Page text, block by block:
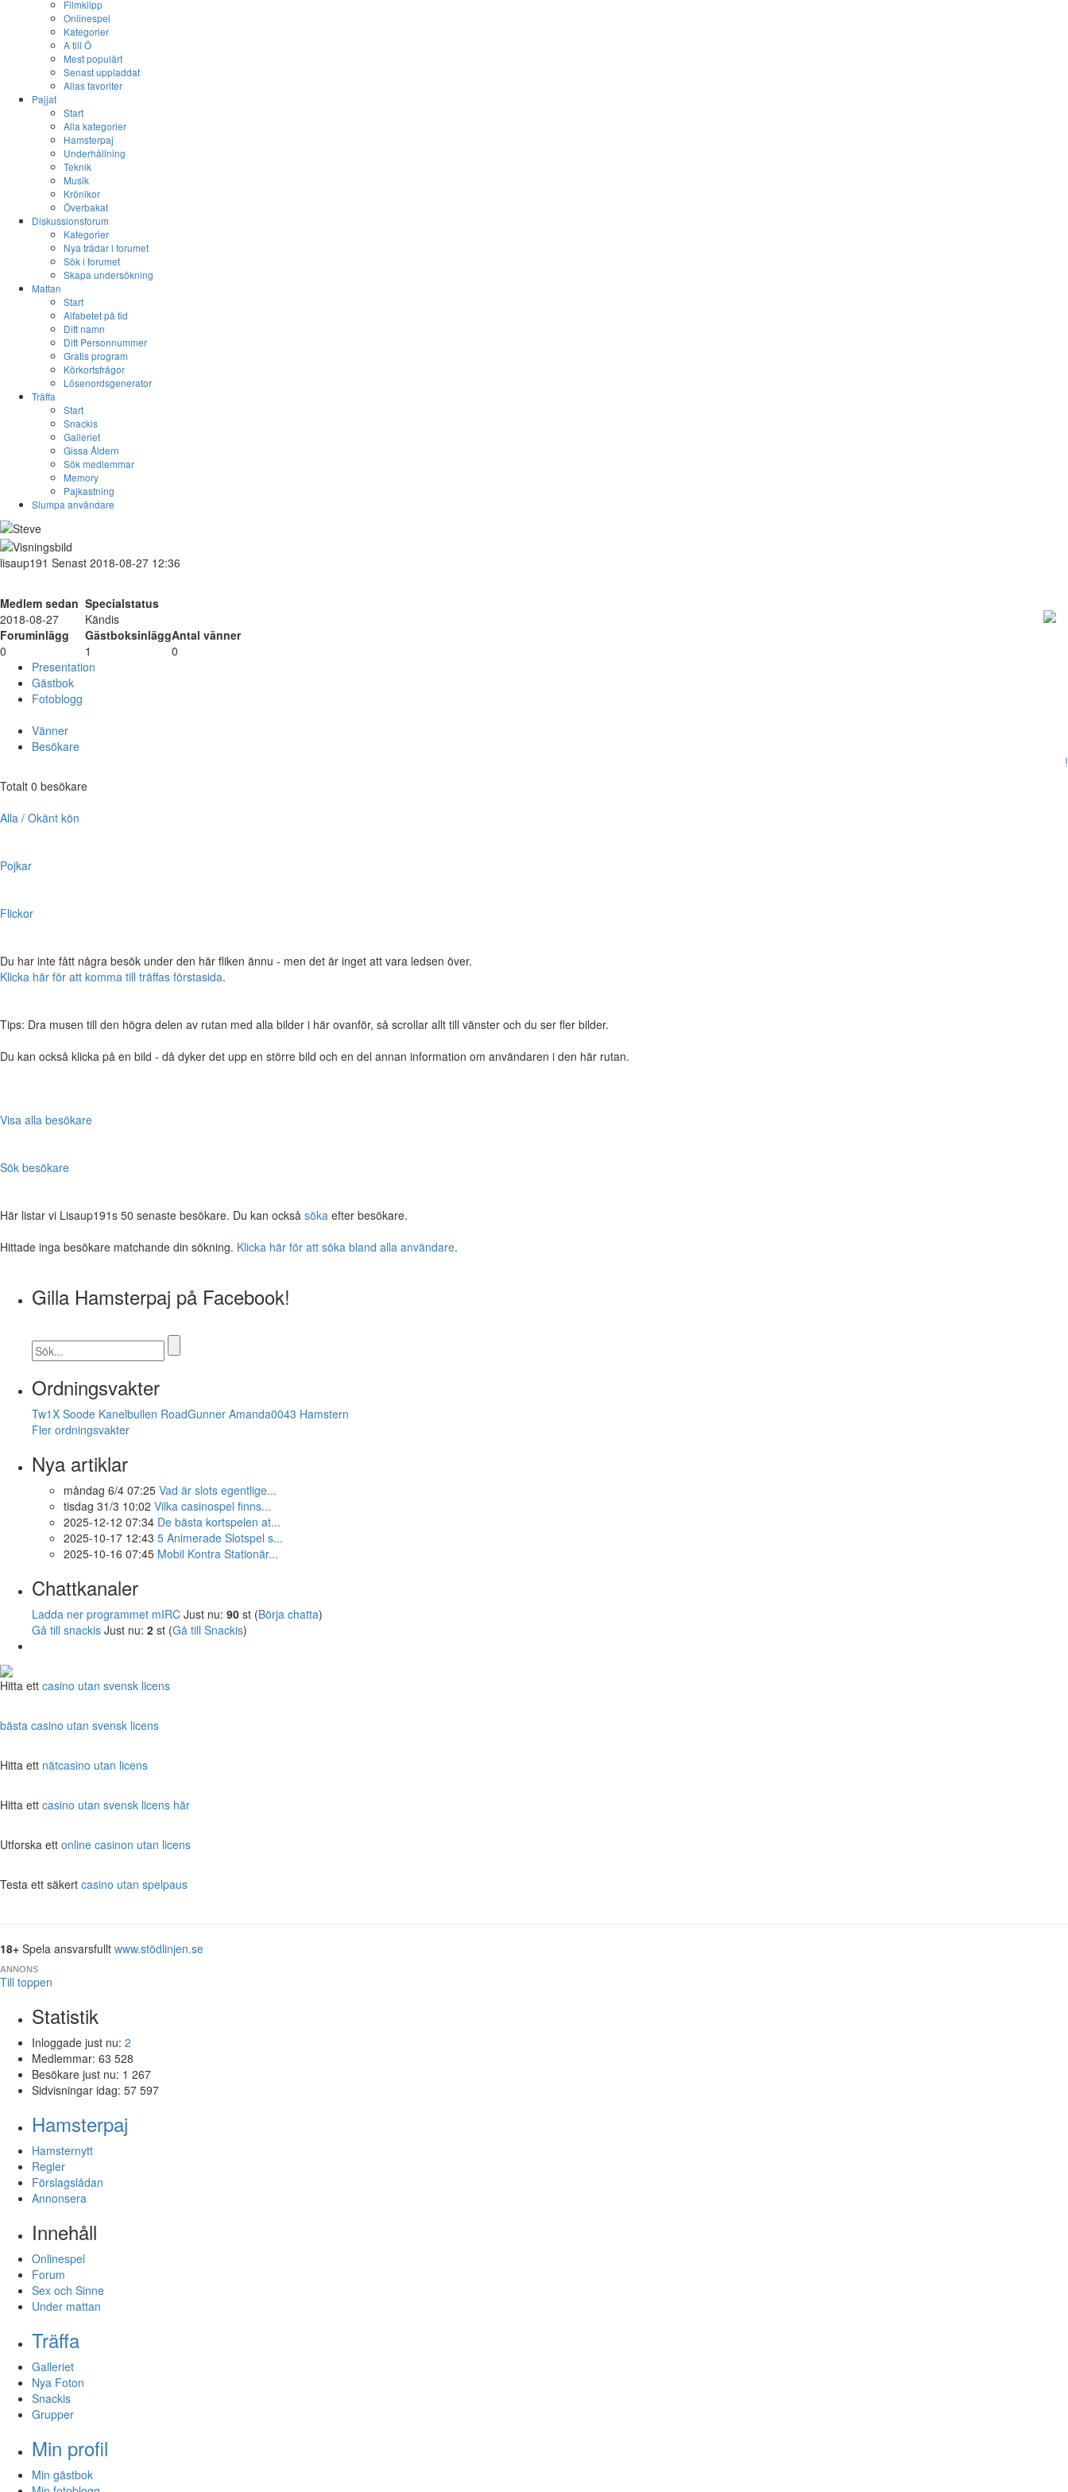
Filmklipp
Onlinespel
Kategorier
A till Ö
Mest populärt
Senast uppladdat
Allas favoriter
Pajjat
Start
Alla kategorier
Hamsterpaj
Underhållning
Teknik
Musik
Krönikor
Överbakat
Diskussionsforum
Kategorier
Nya trådar i forumet
Sök i forumet
Skapa undersökning
Mattan
Start
Alfabetet på tid
Ditt namn
Ditt Personnummer
Gratis program
Körkortsfrågor
Lösenordsgenerator
Träffa
Start
Snackis
Galleriet
Gissa Åldern
Sök medlemmar
Memory
Pajkastning
Slumpa användare
lisaup191 Senast 2018-08-27 12:36
Medlem sedan Specialstatus
2018-08-27
Kändis
Foruminlägg
GästboksinläggAntal vänner
0
1
0
Presentation
Gästbok
Fotoblogg
Vänner
Besökare
!
Totalt 0 besökare
Alla / Okänt kön
Pojkar
Flickor
Du har inte fått några besök under den här fliken ännu - men det är inget att vara ledsen över.
Klicka här för att komma till träffas förstasida.
Tips: Dra musen till den högra delen av rutan med alla bilder i här ovanför, så scrollar allt till vänster och du ser fler bilder.
Du kan också klicka på en bild - då dyker det upp en större bild och en del annan information om användaren i den här rutan.
Visa alla besökare
Sök besökare
Här listar vi Lisaup191s 50 senaste besökare. Du kan också söka efter besökare.
Hittade inga besökare matchande din sökning. Klicka här för att söka bland alla användare.
Gilla Hamsterpaj på Facebook!
Ordningsvakter
Tw1X Soode Kanelbullen RoadGunner Amanda0043 Hamstern
Fler ordningsvakter
Nya artiklar
måndag 6/4 07:25 Vad är slots egentlige...
tisdag 31/3 10:02 Vilka casinospel finns...
2025-12-12 07:34 De bästa kortspelen at...
2025-10-17 12:43 5 Animerade Slotspel s...
2025-10-16 07:45 Mobil Kontra Stationär...
Chattkanaler
Ladda ner programmet mIRC Just nu: 90 st (Börja chatta)
Gå till snackis Just nu: 2 st (Gå till Snackis)
Hitta ett casino utan svensk licens
bästa casino utan svensk licens
Hitta ett nätcasino utan licens
Hitta ett casino utan svensk licens här
Utforska ett online casinon utan licens
Testa ett säkert casino utan spelpaus
18+ Spela ansvarsfullt www.stödlinjen.se
ANNONS
Till toppen
Statistik
Inloggade just nu: 2
Medlemmar: 63 528
Besökare just nu: 1 267
Sidvisningar idag: 57 597
Hamsterpaj
Hamsternytt
Regler
Förslagslådan
Annonsera
Innehåll
Onlinespel
Forum
Sex och Sinne
Under mattan
Träffa
Galleriet
Nya Foton
Snackis
Grupper
Min profil
Min gästbok